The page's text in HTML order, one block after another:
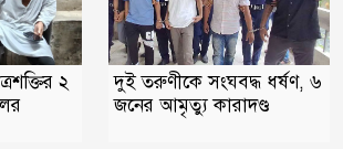
২
দুই তরুণীকে সংঘবদ্ধ ধর্ষণ, ৬
জনের আমৃত্যু কারাদণ্ড